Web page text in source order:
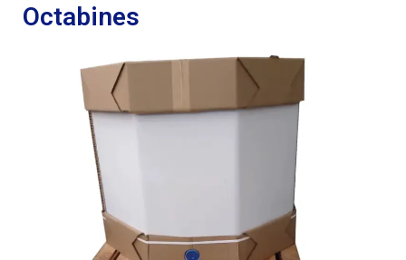
Octabines